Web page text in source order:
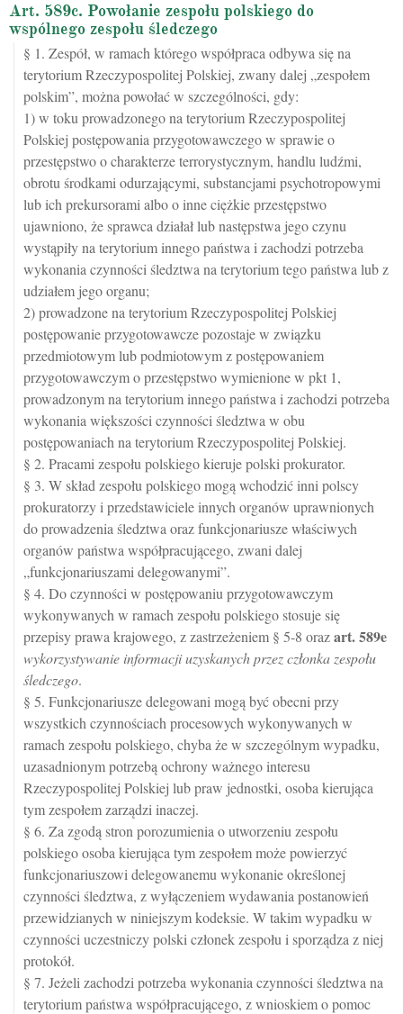
Art. 589c. Powołanie zespołu polskiego do
wspólnego zespołu śledczego
§ 1. Zespół, w ramach którego współpraca odbywa się na
terytorium Rzeczypospolitej Polskiej, zwany dalej „zespołem
polskim”, można powołać w szczególności, gdy:
1) w toku prowadzonego na terytorium Rzeczypospolitej
Polskiej postępowania przygotowawczego w sprawie o
przestępstwo o charakterze terrorystycznym, handlu ludźmi,
obrotu środkami odurzającymi, substancjami psychotropowymi
lub ich prekursorami albo o inne ciężkie przestępstwo
ujawniono, że sprawca działał lub następstwa jego czynu
wystąpiły na terytorium innego państwa i zachodzi potrzeba
wykonania czynności śledztwa na terytorium tego państwa lub z
udziałem jego organu;
2) prowadzone na terytorium Rzeczypospolitej Polskiej
postępowanie przygotowawcze pozostaje w związku
przedmiotowym lub podmiotowym z postępowaniem
przygotowawczym o przestępstwo wymienione w pkt 1,
prowadzonym na terytorium innego państwa i zachodzi potrzeba
wykonania większości czynności śledztwa w obu
postępowaniach na terytorium Rzeczypospolitej Polskiej.
§ 2. Pracami zespołu polskiego kieruje polski prokurator.
§ 3. W skład zespołu polskiego mogą wchodzić inni polscy
prokuratorzy i przedstawiciele innych organów uprawnionych
do prowadzenia śledztwa oraz funkcjonariusze właściwych
organów państwa współpracującego, zwani dalej
„funkcjonariuszami delegowanymi”.
§ 4. Do czynności w postępowaniu przygotowawczym
wykonywanych w ramach zespołu polskiego stosuje się
przepisy prawa krajowego, z zastrzeżeniem § 5-8 orazart.589e
wykorzystywanie informacji uzyskanych przez członka zespołu
śledczego.
§ 5. Funkcjonariusze delegowani mogą być obecni przy
wszystkich czynnościach procesowych wykonywanych w
ramach zespołu polskiego, chyba że w szczególnym wypadku,
uzasadnionym potrzebą ochrony ważnego interesu
Rzeczypospolitej Polskiej lub praw jednostki, osoba kierująca
tym zespołem zarządzi inaczej.
§ 6. Za zgodą stron porozumienia o utworzeniu zespołu
polskiego osoba kierująca tym zespołem może powierzyć
funkcjonariuszowi delegowanemu wykonanie określonej
czynności śledztwa, z wyłączeniem wydawania postanowień
przewidzianych w niniejszym kodeksie. W takim wypadku w
czynności uczestniczy polski członek zespołu i sporządza z niej
protokół.
§ 7. Jeżeli zachodzi potrzeba wykonania czynności śledztwa na
terytorium państwa współpracującego, z wnioskiem o pomoc